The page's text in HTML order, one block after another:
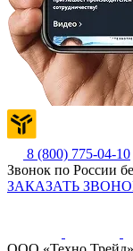
8 (800) 775-04-10
Звонок по России
ЗАКАЗАТЬ